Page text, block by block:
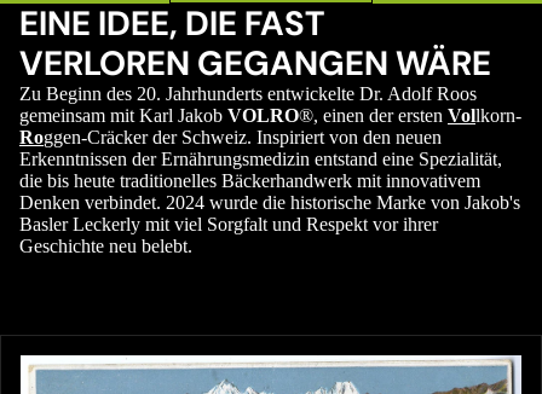
EINE IDEE, DIE FAST
VERLOREN GEGANGEN WÄRE
Zu Beginn des 20. Jahrhunderts entwickelte Dr. Adolf Roos
gemeinsam mit Karl Jakob VOLRO®, einen der ersten Vollkorn-
Roggen-Cräcker der Schweiz. Inspiriert von den neuen
Erkenntnissen der Ernährungsmedizin entstand eine Spezialität,
die bis heute traditionelles Bäckerhandwerk mit innovativem
Denken verbindet. 2024 wurde die historische Marke von Jakob's
Basler Leckerly mit viel Sorgfalt und Respekt vor ihrer
Geschichte neu belebt.